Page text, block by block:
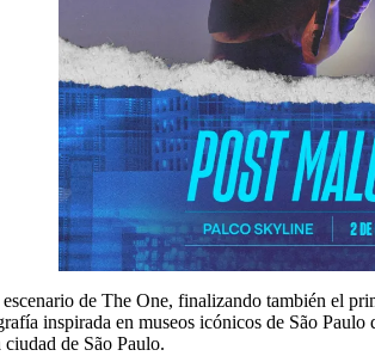
de The One, finalizando también el
inspirada en museos icónicos de São
de São Paulo.